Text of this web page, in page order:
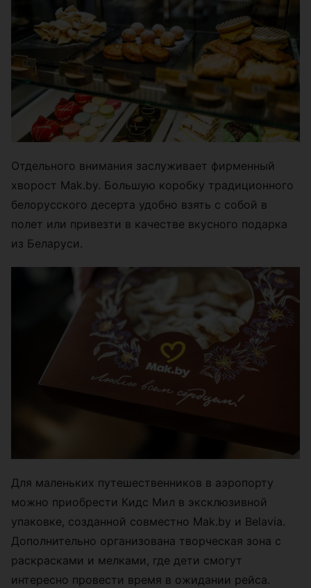
Отдельного внимания заслуживает фирменный
хворост Mak.by. Большую коробку традиционного
белорусского десерта удобно взять с собой в
полет или привезти в качестве вкусного подарка
из Беларуси.
Для маленьких путешественников в аэропорту
можно приобрести Кидс Мил в эксклюзивной
упаковке, созданной совместно Mak.by и Belavia.
Дополнительно организована творческая зона с
раскрасками и мелками, где дети смогут
интересно провести время в ожидании рейса.